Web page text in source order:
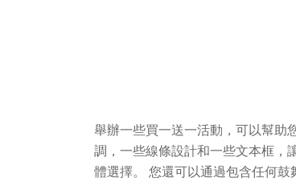
舉辦一些買一送一活動，可以幫助
調，一些線條設計和一些文本框，
體選擇。 您還可以通過包含任何鼓